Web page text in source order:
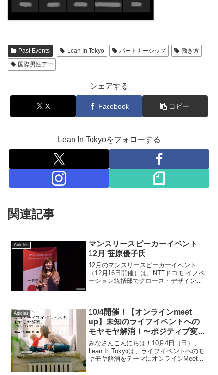
Past Events Lean In Tokyo パートナーシップ
働き方
国際男性デー
シェアする
X Facebook コピー
Lean In Tokyoをフォローする
関連記事
Articles
マンスリースピーカーイベント
12月 笹原優子氏
12月のマンスリースピーカーイベント
（12月16日開催）は、NTTドコモ イノベ
ーション統括部でグロース・デザイン担
てからの海外留学...
Articles
10/4開催！【オンラインmeet
up】未知のライフイベントへの
モヤモヤ解消！〜ポジティブ変換
で一歩踏み出そう〜 イベントレ
ポート
みなさんこんにちは！10月4日（日）、
Lean In Tokyoは、ライフイベントへのモ
ヤモヤ解消をテーマにオンラインMeet